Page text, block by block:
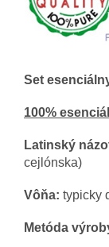
Set
100%
Latinský
cejlónska)
Vôňa: typicky
Metóda